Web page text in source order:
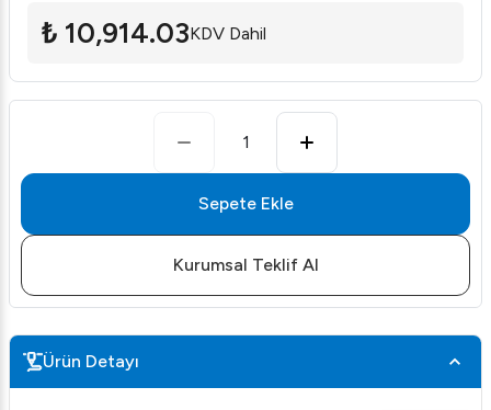
₺ 10,914.03KDV Dahil
1
Sepete Ekle
Kurumsal Teklif Al
Ürün Detayı